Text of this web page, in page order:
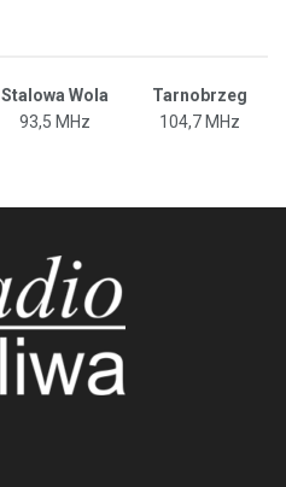
Stalowa Wola
Tarnobrzeg
93,5 MHz 104,7 MHz